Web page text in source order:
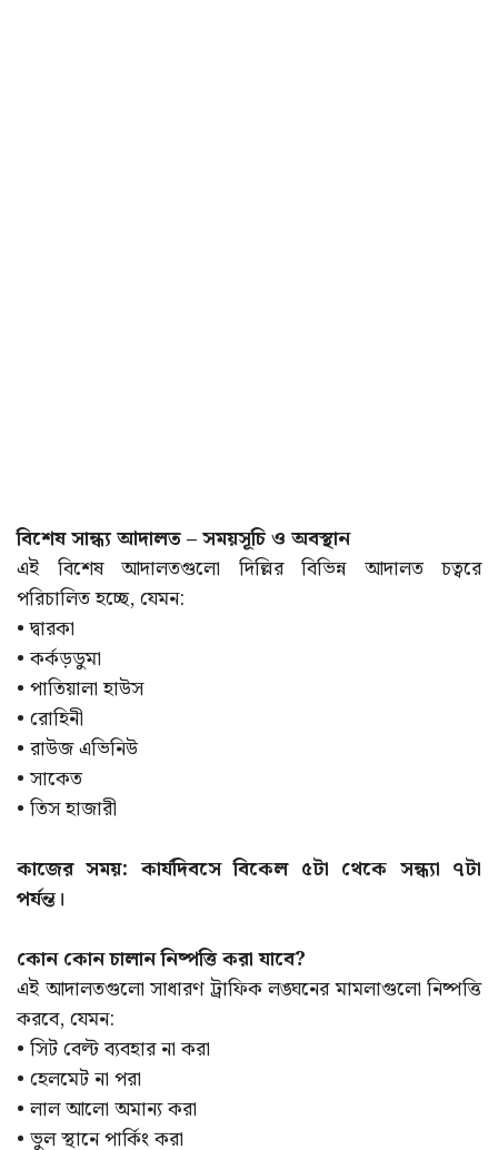
বিশেষ সান্ধ্য আদালত – সময়সূচি ও অবস্থান
এই বিশেষ আদালতগুলো দিল্লির বিভিন্ন আদালত চত্বরে
পরিচালিত হচ্ছে, যেমন:
• দ্বারকা
• কর্কড়ডুমা
• পাতিয়ালা হাউস
• রোহিনী
• রাউজ এভিনিউ
• সাকেত
• তিস হাজারী
কাজের সময়: কার্যদিবসে বিকেল ৫টা থেকে সন্ধ্যা ৭টা
পর্যন্ত।
কোন কোন চালান নিষ্পত্তি করা যাবে?
এই আদালতগুলো সাধারণ ট্রাফিক লঙ্ঘনের মামলাগুলো নিষ্পত্তি
করবে, যেমন:
• সিট বেল্ট ব্যবহার না করা
• হেলমেট না পরা
• লাল আলো অমান্য করা
• ভুল স্থানে পার্কিং করা